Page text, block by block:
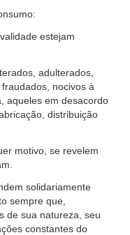
estejam
adulterados,
nocivos à
aqueles em desacordo
distribuição
motivo, se revelem
solidariamente
sempre que,
de sua natureza, seu
constantes do